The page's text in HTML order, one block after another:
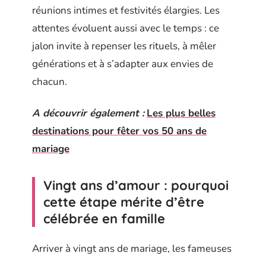
réunions intimes et festivités élargies. Les
attentes évoluent aussi avec le temps : ce
jalon invite à repenser les rituels, à mêler
générations et à s’adapter aux envies de
chacun.
A découvrir également : Les plus belles
destinations pour fêter vos 50 ans de
mariage
Vingt ans d’amour : pourquoi
cette étape mérite d’être
célébrée en famille
Arriver à vingt ans de mariage, les fameuses